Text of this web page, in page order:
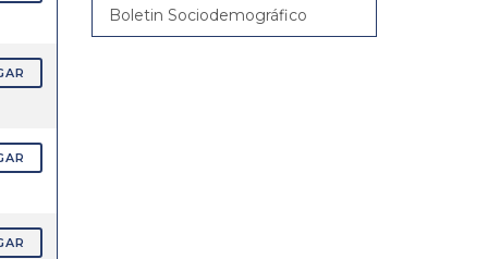
Boletin Sociodemográfico